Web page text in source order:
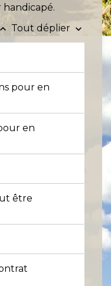
keyboard_arrow_up Tout déplier keyboard_arrow_down
pour en
en
être